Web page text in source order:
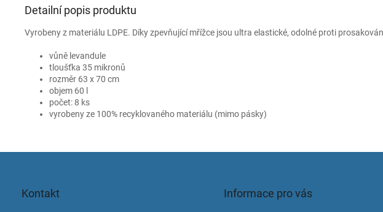
Detailní popis produktu
Vyrobeny z materiálu LDPE. Díky zpevňující mřížce jsou ultra elastické, odolné proti
vůně levandule
tloušťka 35 mikronů
rozměr 63 x 70 cm
objem 60 l
počet: 8 ks
vyrobeny ze 100% recyklovaného materiálu (mimo pásky)
Kontakt Informace pro vás